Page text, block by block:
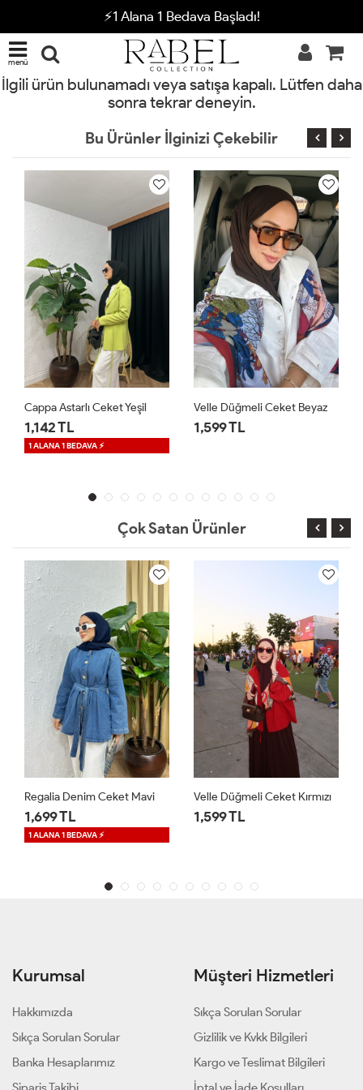
⚡1 Alana 1 Bedava Başladı!
menü
İlgili ürün bulunamadı veya satışa kapalı. Lütfen daha
sonra tekrar deneyin.
Bu Ürünler İlginizi Çekebilir
Cappa Astarlı Ceket Yeşil
1,142 TL
1 ALANA 1 BEDAVA ⚡
Velle Düğmeli Ceket Beyaz
1,599 TL
Çok Satan Ürünler
Regalia Denim Ceket Mavi
1,699 TL
1 ALANA 1 BEDAVA ⚡
Velle Düğmeli Ceket Kırmızı
1,599 TL
Kurumsal
Hakkımızda
Sıkça Sorulan Sorular
Banka Hesaplarımız
Müşteri Hizmetleri
Sıkça Sorulan Sorular
Gizlilik ve Kvkk Bilgileri
Kargo ve Teslimat Bilgileri